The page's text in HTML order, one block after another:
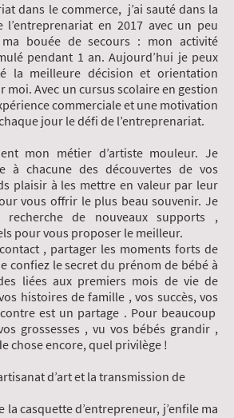
dans le commerce, j’ai sauté dans la
l’entreprenariat en 2017 avec un peu
ma bouée de secours : mon activité
pendant 1 an. Aujourd’hui je peux
la meilleure décision et orientation
Avec un cursus scolaire en gestion
commerciale et une motivation
jour le défi de l’entreprenariat.
mon métier d’artiste mouleur. Je
à chacune des découvertes de vos
plaisir à les mettre en valeur par leur
vous offrir le plus beau souvenir. Je
recherche de nouveaux supports ,
pour vous proposer le meilleur.
, partager les moments forts de
confiez le secret du prénom de bébé à
liées aux premiers mois de vie de
histoires de famille , vos succès, vos
est un partage . Pour beaucoup
grossesses , vu vos bébés grandir ,
chose encore, quel privilège !
d’art et la transmission de
casquette d’entrepreneur, j’enfile ma